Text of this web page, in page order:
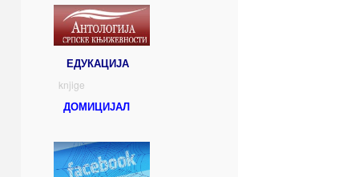
ЕДУКАЦИЈА
knjige
ДОМИЦИЈАЛ